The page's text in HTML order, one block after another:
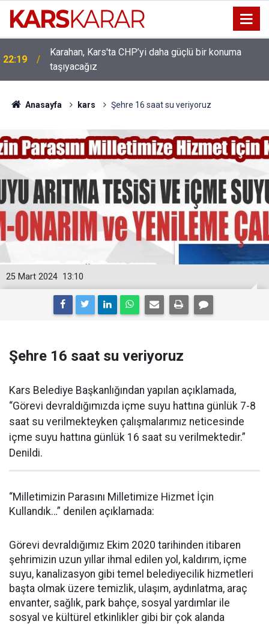
16:15
Uludaşdemir, YENİ Parti’nin kurucu il başkanlığı
görevine getirildi
Anasayfa kars Şehre 16 saat su veriyoruz
13:10
25 Mart 2024
Şehre 16 saat su veriyoruz
Kars Belediye Başkanlığından yapılan açıklamada,
“Görevi devraldığımızda içme suyu hattına günlük 7-8
saat su verilmekteyken çalışmalarımız neticesinde
içme suyu hattına günlük 16 saat su verilmektedir.”
Denildi.
“Milletimizin Parasını Milletimize Hizmet İçin
Kullandık…” denilen açıklamada:
Görevi devraldığımız Ekim 2020 tarihinden itibaren
şehrimizin uzun yıllar ihmal edilen yol, kaldırım, içme
suyu, kanalizasyon gibi temel belediyecilik hizmetleri
başta olmak üzere temizlik, ulaşım, aydınlatma, araç
envanter, sağlık, park bahçe, sosyal yardımlar ile
sosyal ve kültürel etkinlikler gibi bir çok alanda